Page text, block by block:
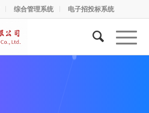
综合管理系统 电子招投标系统